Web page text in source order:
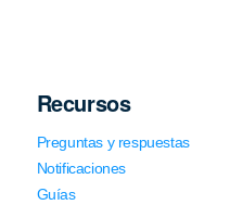
Recursos
Preguntas y respuestas
Notificaciones
Guías